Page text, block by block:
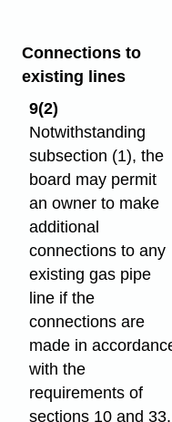
Connections to
existing lines
9(2)
Notwithstanding
subsection (1), the
board may permit
an owner to make
additional
connections to any
existing gas pipe
line if the
connections are
made in
with the
requirements of
sections 10 and 33.